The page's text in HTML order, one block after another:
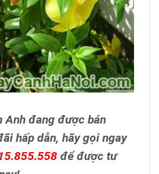
Anh đang được bán
hấp dẫn, hãy gọi ngay
để được tư